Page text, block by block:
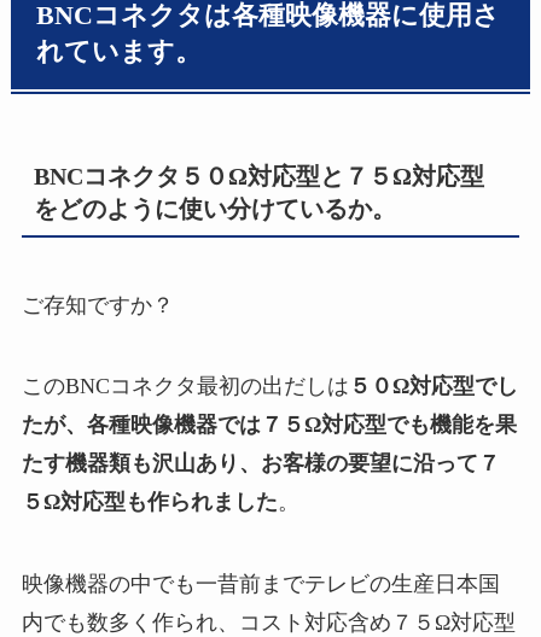
BNCコネクタは各種映像機器に使用さ
れています。
BNCコネクタ５０Ω対応型と７５Ω対応型
をどのように使い分けているか。
ご存知ですか？
このBNCコネクタ最初の出だしは ５０Ω対応型でし
たが、各種映像機器では７５Ω対応型でも機能を果
たす機器類も沢山あり、お客様の要望に沿って７
５Ω対応型も作られました。
映像機器の中でも一昔前までテレビの生産日本国
内でも数多く作られ、コスト対応含め７５Ω対応型